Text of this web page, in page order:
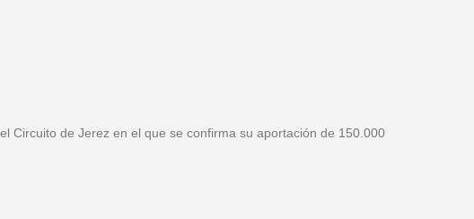
Circuito de Jerez en el que se confirma su aportación de 150.000